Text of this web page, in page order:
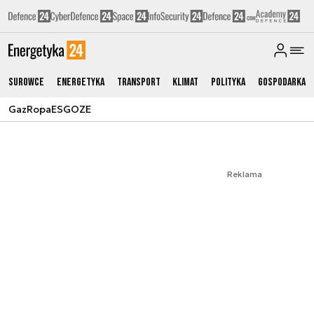
Surowce Energetyka Transport Klimat Polityka Gospodarka
GazRopaESGOZE
Reklama